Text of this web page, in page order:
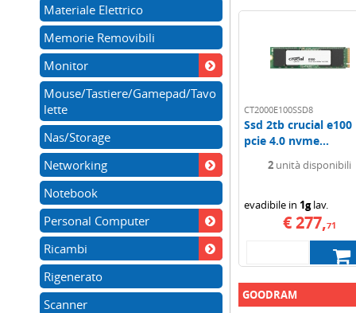
CT2000E100SSD8
Ssd 2tb crucial e100
pcie 4.0 nvme...
2 unità disponibili
evadibile in 1glav.
€ 277,71
GOODRAM
Materiale Elettrico
Memorie Removibili
Monitor
Mouse/Tastiere/Gamepad/Tavo
lette
Nas/Storage
Networking
Notebook
Personal Computer
Ricambi
Rigenerato
Scanner